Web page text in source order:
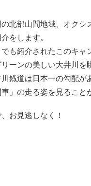
北部山間地域、オク
をします。
も紹介されたこのキャ
ーンの美しい大井川を
鐡道は日本一の勾配
」の走る姿を見ること
お見逃しなく！